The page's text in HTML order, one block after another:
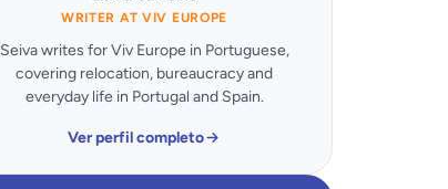
WRITER AT VIV EUROPE
Seiva writes for Viv Europe in Portuguese,
covering relocation, bureaucracy and
everyday life in Portugal and Spain.
Ver perfil completo